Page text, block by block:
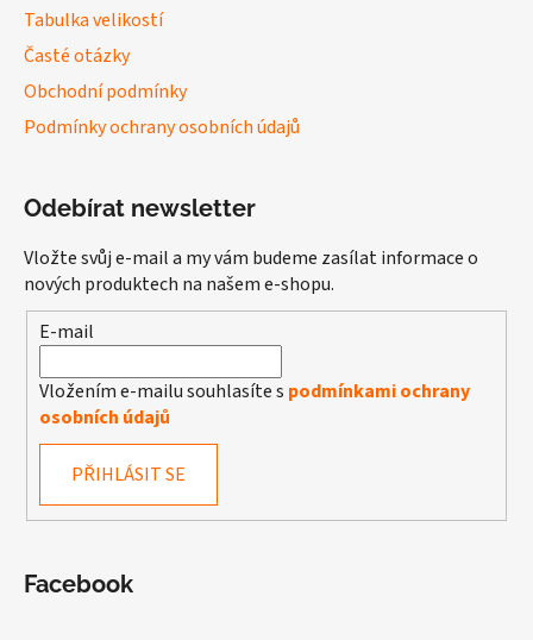
Tabulka velikostí
Časté otázky
Obchodní podmínky
Podmínky ochrany osobních údajů
Odebírat newsletter
Vložte svůj e-mail a my vám budeme zasílat informace o
nových produktech na našem e-shopu.
E-mail
Vložením e-mailu souhlasíte s podmínkami ochrany
osobních údajů
PŘIHLÁSIT SE
Facebook